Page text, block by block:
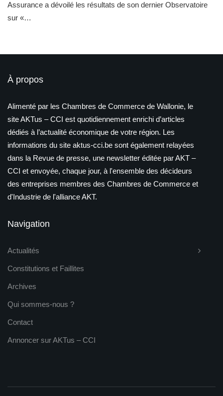
Assurance a dévoilé les résultats de son dernier Observatoire
sur «…
À propos
Alimenté par les Chambres de Commerce de Wallonie, le
site AKTus – CCI est quotidiennement enrichi d’articles
dédiés à l’actualité économique de votre région. Les
informations du site aktus-cci.be sont également relayées
dans la Revue de presse, une newsletter éditée par AKT –
CCI et envoyée, chaque jour, à l'ensemble des décideurs
des entreprises membres des Chambres de Commerce et
d'Industrie de l'alliance AKT.
Navigation
Actualités
Constitutions et Faillites
Archives
Qui sommes-nous ?
Contact
Annoncer sur AKTus – CCI